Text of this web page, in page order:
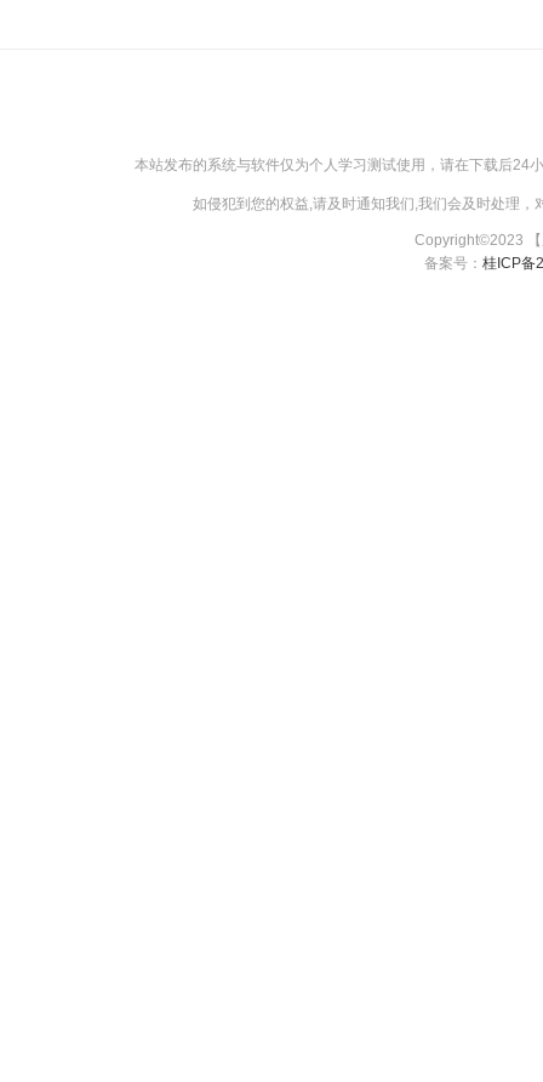
本站发布的系统与软件仅为个人学习测试使用，请在下载后24
如侵犯到您的权益,请及时通知我们,我们会及时处理
Copyright©2023
备案号： 桂ICP备